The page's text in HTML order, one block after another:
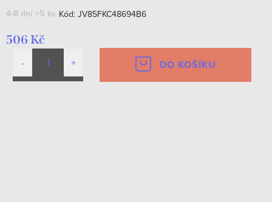
4-8 dní >5 ks Kód: JV85FKC48694B6
506 Kč
DO KOŠÍKU